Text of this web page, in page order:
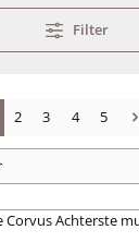
Filter
Pagina
2 Pagina
3 Pagina
4 Pagina
5